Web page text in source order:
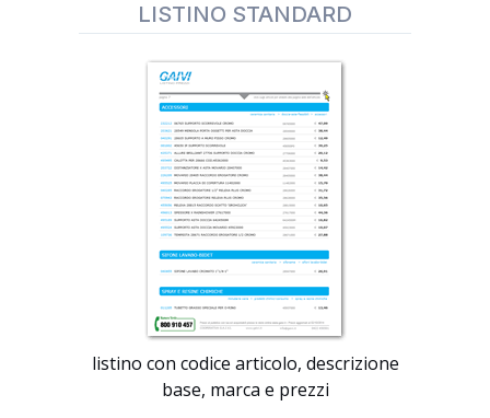
LISTINO STANDARD
listino con codice articolo, descrizione
base, marca e prezzi